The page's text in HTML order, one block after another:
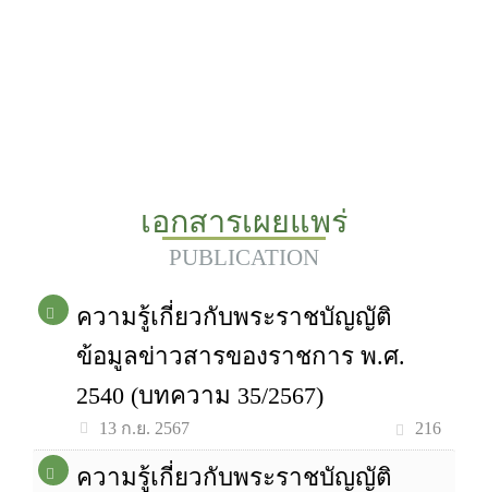
เอกสารเผยแพร่
PUBLICATION
ความรู้เกี่ยวกับพระราชบัญญัติ
ข้อมูลข่าวสารของราชการ พ.ศ.
2540 (บทความ 35/2567)
13 ก.ย. 2567 216
ความรู้เกี่ยวกับพระราชบัญญัติ